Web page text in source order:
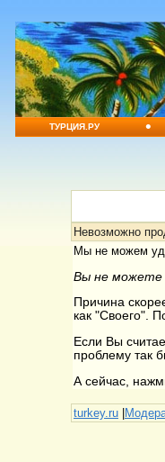
ТУРЦИЯ.РУ •
Невозможно
Мы не можем
Вы не можете
Причина
как "Своего".
Если Вы
проблему так
А сейчас,
turkey.ru |